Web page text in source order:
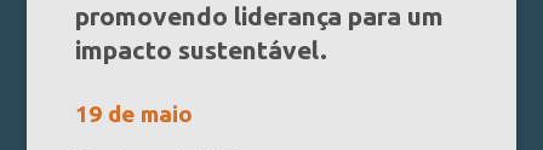
promovendo liderança para um
impacto sustentável.
19 de maio